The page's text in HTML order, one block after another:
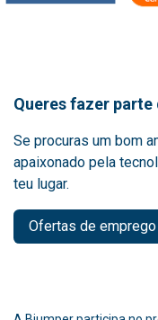
Queres fazer parte
Se procuras um bom
apaixonado pela
teu lugar.
Ofertas de emprego